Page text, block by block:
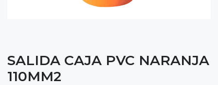
SALIDA CAJA PVC NARANJA
110MM2